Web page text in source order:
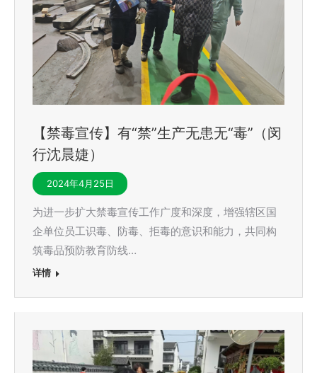
【禁毒宣传】有“禁”生产无患无“毒”（闵
行沈晨婕）
2024年4月25日
为进一步扩大禁毒宣传工作广度和深度，增强辖区国
企单位员工识毒、防毒、拒毒的意识和能力，共同构
筑毒品预防教育防线…
详情